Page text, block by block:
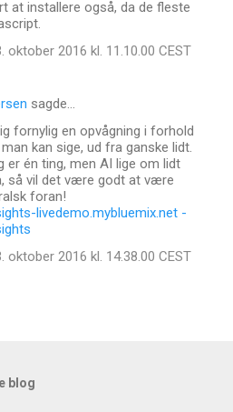
at installere også, da de fleste
oktober 2016 kl. 11.10.00 CEST
sagde…
fornylig en opvågning i forhold
kan sige, ud fra ganske lidt.
er én ting, men AI lige om lidt
så vil det være godt at være
foran!
livedemo.mybluemix.net -
oktober 2016 kl. 14.38.00 CEST
blog